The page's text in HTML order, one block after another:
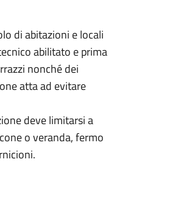
di abitazioni e locali
abilitato e prima
nonché dei
atta ad evitare
deve limitarsi a
o veranda, fermo